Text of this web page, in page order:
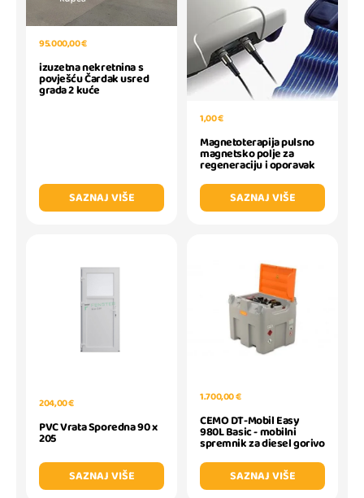
95.000,00 €
izuzetna nekretnina s
povješću Čardak usred
grada 2 kuće
SAZNAJ VIŠE
1,00 €
Magnetoterapija pulsno
magnetsko polje za
regeneraciju i oporavak
SAZNAJ VIŠE
204,00 €
PVC Vrata Sporedna 90 x
205
SAZNAJ VIŠE
1.700,00 €
CEMO DT-Mobil Easy
980L Basic - mobilni
spremnik za diesel gorivo
SAZNAJ VIŠE